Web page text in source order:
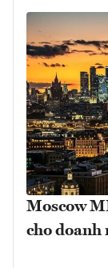
Moscow
cho doanh